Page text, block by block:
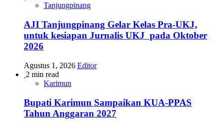
Tanjungpinang
AJI Tanjungpinang Gelar Kelas Pra-UKJ,
untuk kesiapan Jurnalis UKJ pada Oktober
2026
Agustus 1, 2026 Editor
2 min read
Karimun
Bupati Karimun Sampaikan KUA-PPAS
Tahun Anggaran 2027